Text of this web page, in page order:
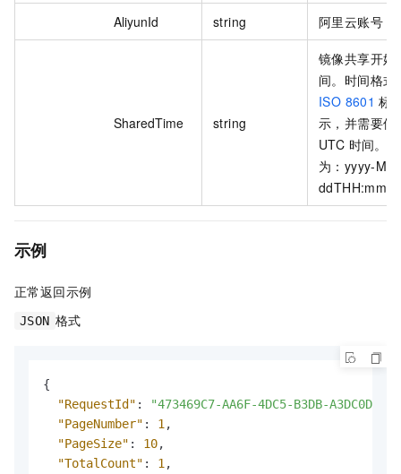
AliyunId string 阿里云账号
SharedTime string
镜像共享开始
间。时间格式
ISO 8601 标
示，并需要使
UTC 时间。
为：yyyy-
示例
正常返回示例
JSON 格式
{
"RequestId" :
"473469C7-AA6F-4DC5-B3DB-
"PageNumber" : 1 ,
"PageSize" : 10,
"TotalCount" : 1 ,